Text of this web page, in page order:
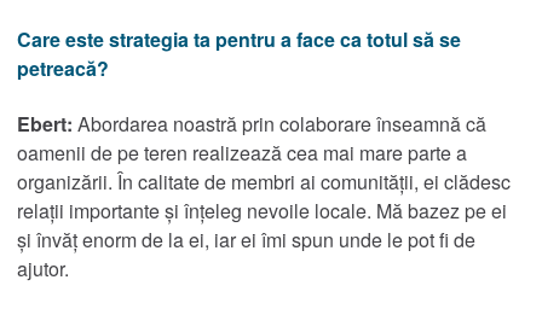
Care este strategia ta pentru a face ca totul să se
petreacă?
Ebert: Abordarea noastră prin colaborare înseamnă că
oamenii de pe teren realizează cea mai mare parte a
organizării. În calitate de membri ai comunității, ei clădesc
relații importante și înțeleg nevoile locale. Mă bazez pe ei
și învăț enorm de la ei, iar ei îmi spun unde le pot fi de
ajutor.